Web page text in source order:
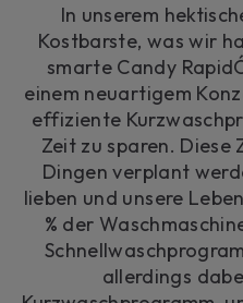
In unserem
Kostbarste, was wir
smarte Candy
einem neuartigem
effiziente
Zeit zu sparen. Diese
Dingen verplant
lieben und unsere
% der
allerdings